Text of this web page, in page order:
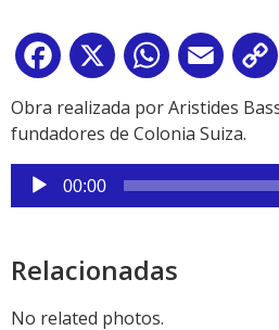
Facebook
X WhatsApp
Email
Obra realizada por Aristides
fundadores de Colonia Suiza.
Reproductor
de
00:00
Relacionadas
No related photos.